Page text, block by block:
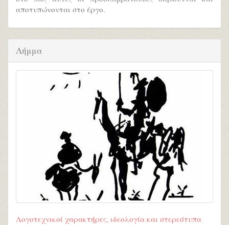
αποτυπώνονται στο έργο.
Λήμμα
Λογοτεχνικοί χαρακτήρες, ιδεολογία και στερεότυπα